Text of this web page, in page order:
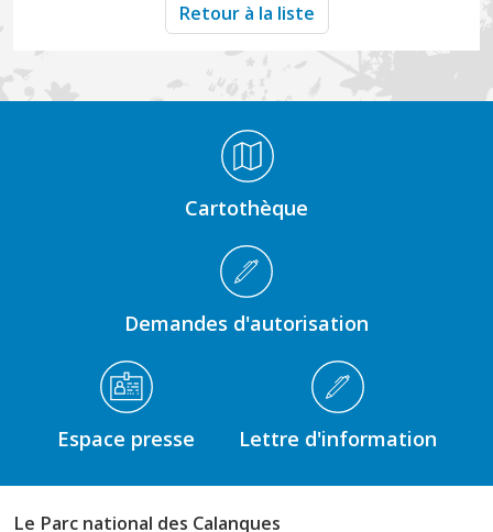
Retour à la liste
Cartothèque
Demandes d'autorisation
Espace presse Lettre d'information
Le Parc national des Calanques